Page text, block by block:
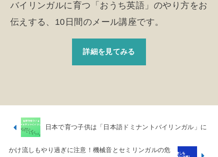
バイリンガルに育つ「おうち英語」のやり方をお
伝えする、10日間のメール講座です。
詳細を見てみる
日本で育つ子供は「日本語ドミナントバイリンガル」に
かけ流しもやり過ぎに注意！機械音とセミリンガルの危